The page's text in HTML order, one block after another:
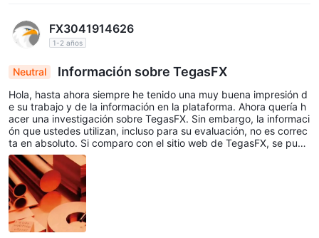
FX3041914626
1-2 años
Neutral Información sobre TegasFX
Hola, hasta ahora siempre he tenido una muy buena impresión d
e su trabajo y de la información en la plataforma. Ahora quería h
acer una investigación sobre TegasFX. Sin embargo, la informaci
ón que ustedes utilizan, incluso para su evaluación, no es correc
ta en absoluto. Si comparo con el sitio web de TegasFX, se pued
en observar diferencias significativas en la información. Por ejem
plo, la licencia/regulación y las opciones de depósito y retiro, sol
o por mencionar dos ejemplos. Aún no estoy registrado allí. Pero
encuentro esto de alguna manera poco profesional por su parte.
¡Quiero poder confiar en sus afirmaciones! Saludos, Dieter